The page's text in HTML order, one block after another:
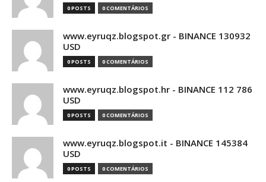
0 POSTS 0 COMENTÁRIOS
www.eyruqz.blogspot.gr - BINANCE 130932
USD
0 POSTS 0 COMENTÁRIOS
www.eyruqz.blogspot.hr - BINANCE 112 786
USD
0 POSTS 0 COMENTÁRIOS
www.eyruqz.blogspot.it - BINANCE 145384
USD
0 POSTS 0 COMENTÁRIOS